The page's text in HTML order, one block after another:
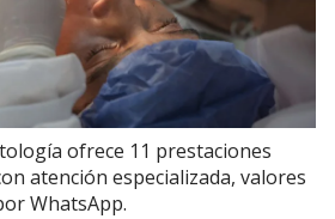
ofrece 11 prestaciones
atención especializada, valores
WhatsApp.